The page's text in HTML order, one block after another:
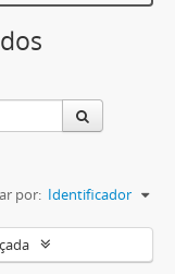
por: Identificador